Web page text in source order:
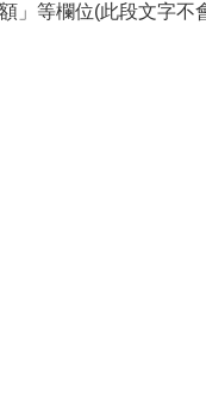
」等欄位(此段文字不